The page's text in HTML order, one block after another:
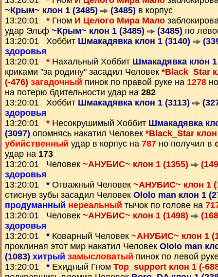
~Крым~ клон 1 (3485)
(3485) в корпус
13:20:01 * Гном И Целого Мира Мало
удар Эльф ~Крым~ клон 1 (3485) (3485) по
13:20:01 Хоббит Шмакадявка клон 1 (3140)
здоровья
13:20:01 * Нахальный Хоббит Шмакадявка клон
криками "за родину" засадил Человек *Black_Star
(-476) загадочный пинок по правой руке на 1278
на потерю бдительности удар на 282
13:20:01 Хоббит Шмакадявка клон 1 (3113)
здоровья
13:20:01 * Несокрушимый Хоббит Шмакадявка
(3097) опомнясь накатил Человек *Black_Star
убийственный удар в корпус на 787 но получил в
удар на 173
13:20:01 Человек ~АНУБИС~ клон 1 (1355)
здоровья
13:20:01 * Отважный Человек ~АНУБИС~ клон 1
стиснув зубы засадил Человек Ololo man клон 1
продуманный нереальный тычок по голове на
13:20:01 Человек ~АНУБИС~ клон 1 (1498)
здоровья
13:20:01 * Коварный Человек ~АНУБИС~ клон 1
проклиная этот мир накатил Человек Ololo man
(1083) хитрый замысловатый пинок по левой
13:20:01 * Ехидный Гном Top_support клон 1 (-